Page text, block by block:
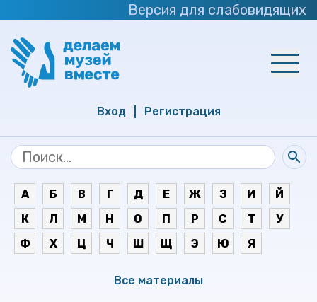
Версия для слабовидящих
Вход Регистрация
А Б В Г Д Е Ж З И
Й
К
Л М Н О П Р С Т
У
Ф
Х Ц Ч Ш Щ Э Ю Я
Все материалы